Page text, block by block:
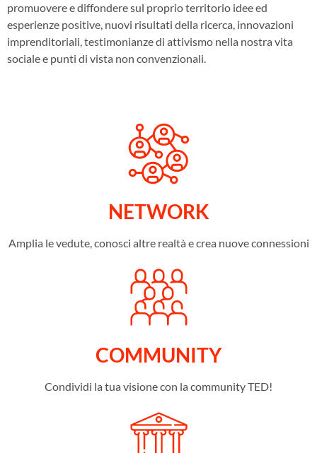
promuovere e diffondere sul proprio territorio idee ed
esperienze positive, nuovi risultati della ricerca, innovazioni
imprenditoriali, testimonianze di attivismo nella nostra vita
sociale e punti di vista non convenzionali.
NETWORK
Amplia le vedute, conosci altre realtà e crea nuove connessioni
COMMUNITY
Condividi la tua visione con la community TED!